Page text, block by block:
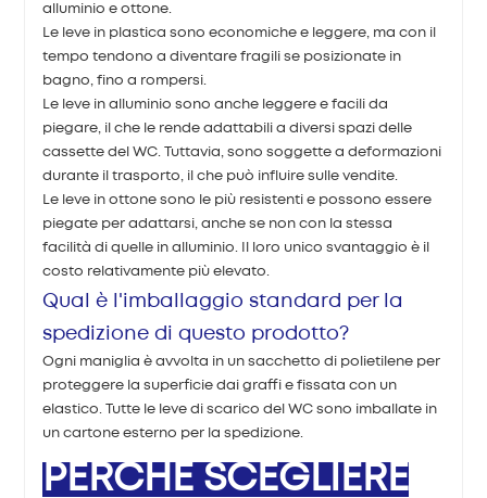
alluminio e ottone.
Le leve in plastica sono economiche e leggere, ma con il
tempo tendono a diventare fragili se posizionate in
bagno, fino a rompersi.
Le leve in alluminio sono anche leggere e facili da
piegare, il che le rende adattabili a diversi spazi delle
cassette del WC. Tuttavia, sono soggette a deformazioni
durante il trasporto, il che può influire sulle vendite.
Le leve in ottone sono le più resistenti e possono essere
piegate per adattarsi, anche se non con la stessa
facilità di quelle in alluminio. Il loro unico svantaggio è il
costo relativamente più elevato.
Qual è l'imballaggio standard per la
spedizione di questo prodotto?
Ogni maniglia è avvolta in un sacchetto di polietilene per
proteggere la superficie dai graffi e fissata con un
elastico. Tutte le leve di scarico del WC sono imballate in
un cartone esterno per la spedizione.
PERCHÉ SCEGLIERE